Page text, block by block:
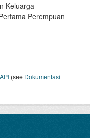
Keluarga
Perempuan
API (see Dokumentasi